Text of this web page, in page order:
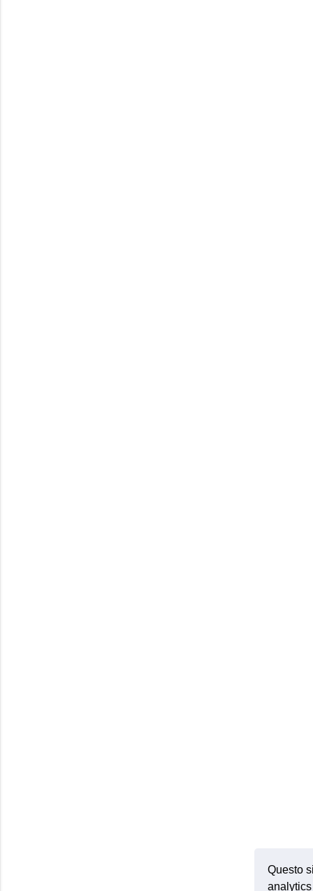
Questo